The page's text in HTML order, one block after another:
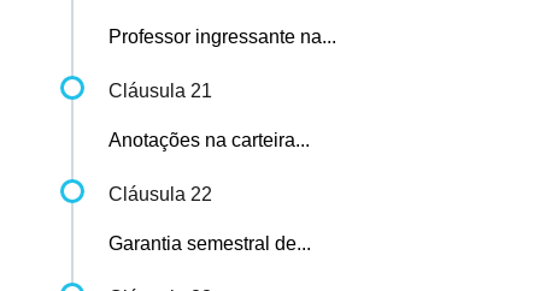
Professor ingressante na...
Cláusula 21
Anotações na carteira...
Cláusula 22
Garantia semestral de...